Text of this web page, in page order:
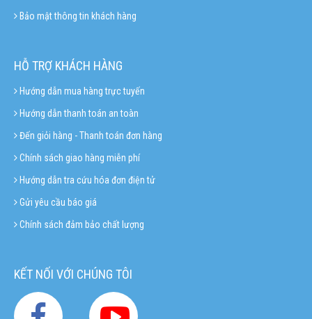
Bảo mật thông tin khách hàng
HỖ TRỢ KHÁCH HÀNG
Hướng dẫn mua hàng trực tuyến
Hướng dẫn thanh toán an toàn
Đến giỏi hàng - Thanh toán đơn hàng
Chính sách giao hàng miễn phí
Hướng dẫn tra cứu hóa đơn điện tử
Gửi yêu cầu báo giá
Chính sách đảm bảo chất lượng
KẾT NỐI VỚI CHÚNG TÔI